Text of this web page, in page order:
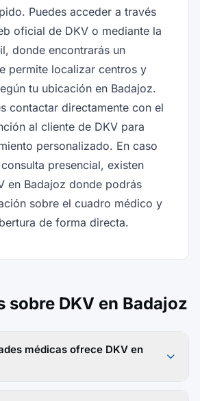
Puedes acceder a través
oficial de DKV o mediante la
donde encontrarás un
permite localizar centros y
tu ubicación en Badajoz.
contactar directamente con el
al cliente de DKV para
personalizado. En caso
presencial, existen
en Badajoz donde podrás
sobre el cuadro médico y
de forma directa.
sobre DKV en Badajoz
médicas ofrece DKV en